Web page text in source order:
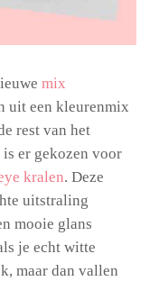
mix
uit een kleurenmix
rest van het
er gekozen voor
kralen. Deze
uitstraling
mooie glans
je echt witte
maar dan vallen